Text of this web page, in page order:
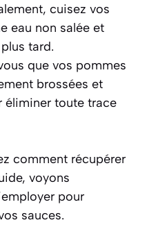
cuisez vos
eau non salée et
tard.
que vos pommes
brossées et
éliminer toute trace
comment récupérer
voyons
pour
sauces.